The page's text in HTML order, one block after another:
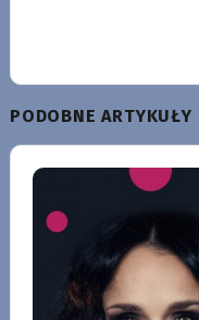
PODOBNE ARTYKUŁY